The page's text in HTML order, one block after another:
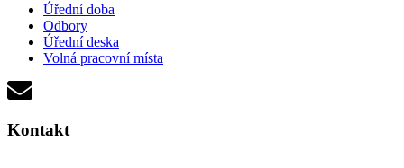
Úřední doba
Odbory
Úřední deska
Volná pracovní místa
Kontakt